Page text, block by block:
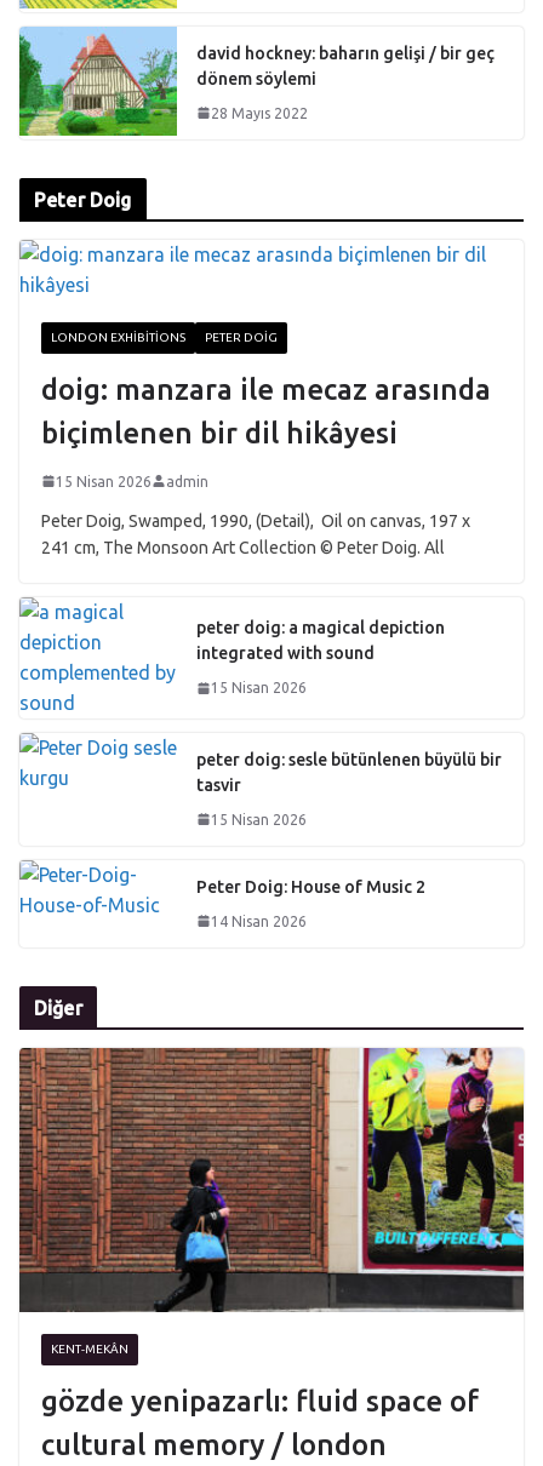
david hockney: baharın gelişi / bir geç
dönem söylemi
28 Mayıs 2022
Peter Doig
LONDON EXHIBITIONS PETER DOIG
doig: manzara ile mecaz arasında
biçimlenen bir dil hikâyesi
15 Nisan 2026 admin
Peter Doig, Swamped, 1990, (Detail), Oil on canvas, 197 x
241 cm, The Monsoon Art Collection © Peter Doig. All
peter doig: a magical depiction
integrated with sound
15 Nisan 2026
peter doig: sesle bütünlenen büyülü bir
tasvir
15 Nisan 2026
Peter Doig: House of Music 2
14 Nisan 2026
Diğer
KENT-MEKÂN
gözde yenipazarlı: fluid space of
cultural memory / london